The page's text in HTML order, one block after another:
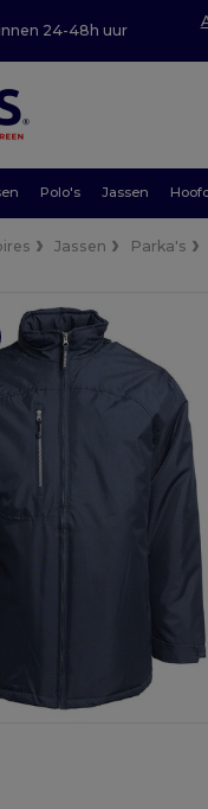
24-48h uur
Polo's Jassen
Jassen Parka's